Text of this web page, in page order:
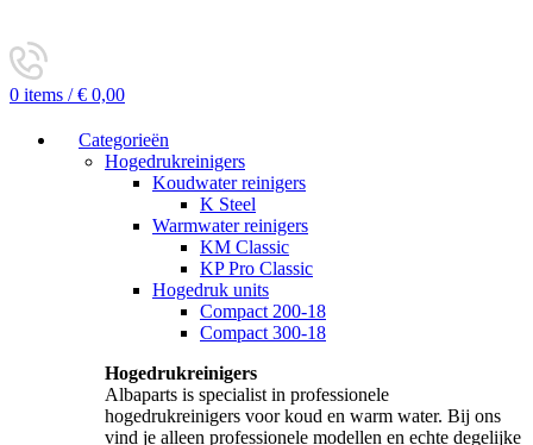
0 items / € 0,00
Categorieën
Hogedrukreinigers
Koudwater reinigers
K Steel
Warmwater reinigers
KM Classic
KP Pro Classic
Hogedruk units
Compact 200-18
Compact 300-18
Hogedrukreinigers
Albaparts is specialist in professionele
hogedrukreinigers voor koud en warm water. Bij ons
vind je alleen professionele modellen en echte degelijke